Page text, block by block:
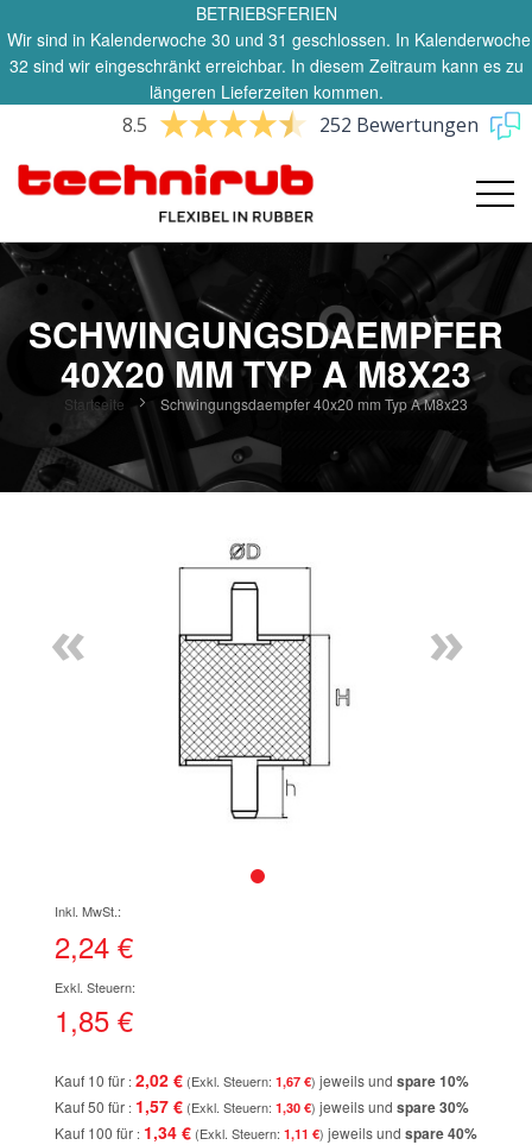
BETRIEBSFERIEN
Wir sind in Kalenderwoche 30 und 31 geschlossen. In Kalenderwoche
32 sind wir eingeschränkt erreichbar. In diesem Zeitraum kann es zu
längeren Lieferzeiten kommen.
8.5 252 Bewertungen
SCHWINGUNGSDAEMPFER
40X20 MM TYP A M8X23
Startseite Schwingungsdaempfer 40x20 mm Typ A M8x23
« »
der
Bildgalerie
2,24 €
1,85 €
Kauf 10 für 2,02 € 1,67 € jeweils und spare10%
Kauf 50 für 1,57 € 1,30 € jeweils und spare30%
Kauf 100 für 1,34 € 1,11 € jeweils und spare40%